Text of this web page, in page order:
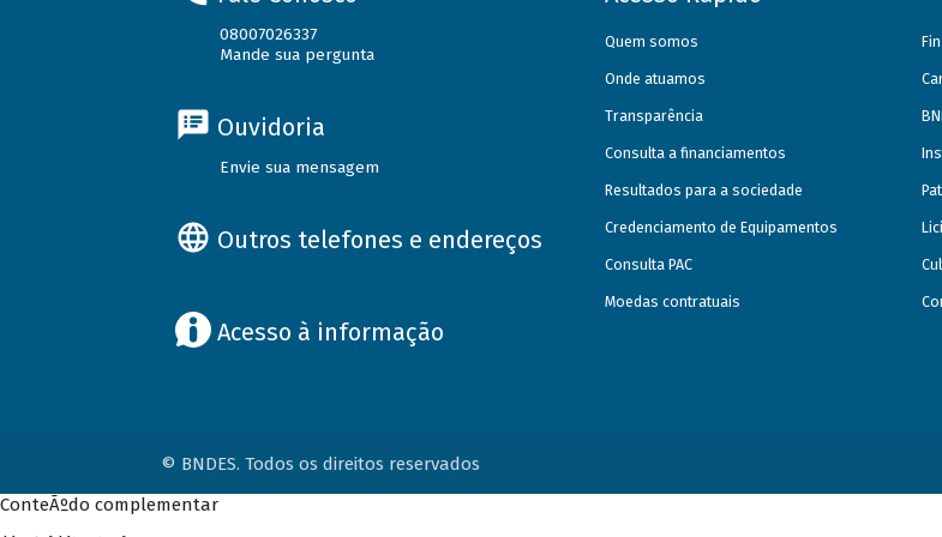
08007026337
Mande sua pergunta
Ouvidoria
Envie sua mensagem
Outros telefones e endereços
Acesso à informação
Quem somos
Onde atuamos
Transparência
Consulta a financiamentos
Resultados para a sociedade
Credenciamento de Equipamentos
Consulta PAC
Moedas contratuais
© BNDES. Todos os direitos reservados
ConteÃºdo complementar